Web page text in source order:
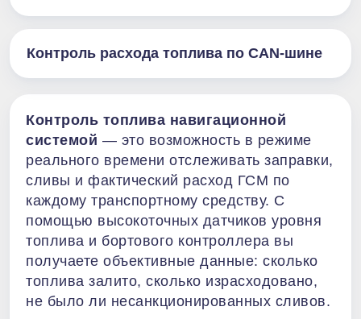
Контроль расхода топлива по CAN-шине
Контроль топлива навигационной
системой — это возможность в режиме
реального времени отслеживать заправки,
сливы и фактический расход ГСМ по
каждому транспортному средству. С
помощью высокоточных датчиков уровня
топлива и бортового контроллера вы
получаете объективные данные: сколько
топлива залито, сколько израсходовано,
не было ли несанкционированных сливов.